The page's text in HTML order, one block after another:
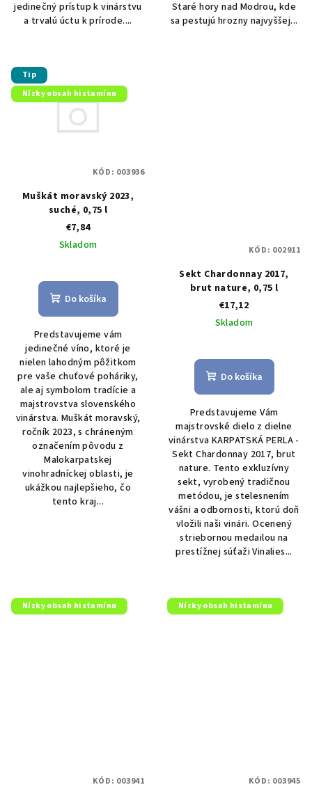
jedinečný prístup k vinárstvu
a trvalú úctu k prírode....
Staré hory nad Modrou, kde
sa pestujú hrozny najvyššej...
Tip
Nízky obsah histamínu
Muškát moravský 2023,
suché, 0,75 l
€7,84
Skladom
hodnotenie
produktu
z
5
hviezdičiek.
Do košíka
Predstavujeme vám
jedinečné víno, ktoré je
nielen lahodným pôžitkom
pre vaše chuťové poháriky,
ale aj symbolom tradície a
majstrovstva slovenského
vinárstva. Muškát moravský,
ročník 2023, s chráneným
označením pôvodu z
Malokarpatskej
vinohradníckej oblasti, je
ukážkou najlepšieho, čo
tento kraj...
KÓD: 003936
Sekt Chardonnay 2017,
brut nature, 0,75 l
€17,12
Skladom
Do košíka
Predstavujeme Vám
majstrovské dielo z dielne
vinárstva KARPATSKÁ PERLA -
Sekt Chardonnay 2017, brut
nature. Tento exkluzívny
sekt, vyrobený tradičnou
metódou, je stelesnením
vášni a odbornosti, ktorú doň
vložili naši vinári. Ocenený
striebornou medailou na
prestížnej súťaži Vinalies...
KÓD: 002911
Nízky obsah histamínu
KÓD: 003941
Nízky obsah histamínu
KÓD: 003945